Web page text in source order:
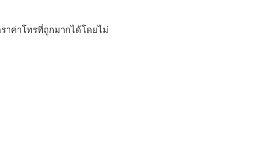
าค่าโทรที่ถูกมากได้โดยไม่